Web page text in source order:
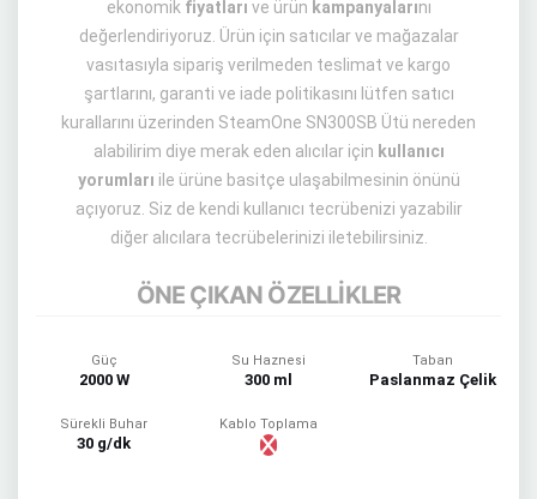
ekonomik fiyatları ve ürün kampanyalarını
değerlendiriyoruz. Ürün için satıcılar ve mağazalar
vasıtasıyla sipariş verilmeden teslimat ve kargo
şartlarını, garanti ve iade politikasını lütfen satıcı
kurallarını üzerinden SteamOne SN300SB Ütü nereden
alabilirim diye merak eden alıcılar için kullanıcı
yorumları ile ürüne basitçe ulaşabilmesinin önünü
açıyoruz. Siz de kendi kullanıcı tecrübenizi yazabilir
diğer alıcılara tecrübelerinizi iletebilirsiniz.
ÖNE ÇIKAN ÖZELLİKLER
Güç
2000 W
Su Haznesi
300 ml
Taban
Paslanmaz Çelik
Sürekli Buhar
30 g/dk
Kablo Toplama